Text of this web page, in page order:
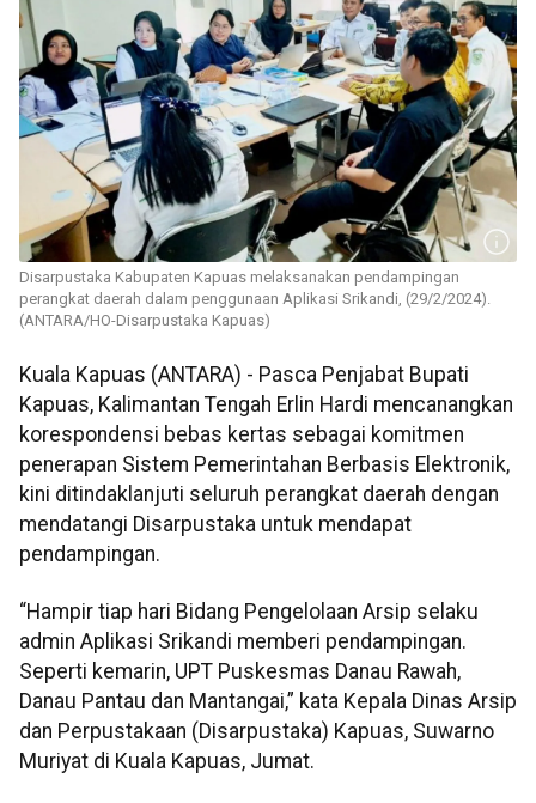
Disarpustaka Kabupaten Kapuas melaksanakan pendampingan
perangkat daerah dalam penggunaan Aplikasi Srikandi, (29/2/2024).
(ANTARA/HO-Disarpustaka Kapuas)
Kuala Kapuas (ANTARA) - Pasca Penjabat Bupati
Kapuas, Kalimantan Tengah Erlin Hardi mencanangkan
korespondensi bebas kertas sebagai komitmen
penerapan Sistem Pemerintahan Berbasis Elektronik,
kini ditindaklanjuti seluruh perangkat daerah dengan
mendatangi Disarpustaka untuk mendapat
pendampingan.
“Hampir tiap hari Bidang Pengelolaan Arsip selaku
admin Aplikasi Srikandi memberi pendampingan.
Seperti kemarin, UPT Puskesmas Danau Rawah,
Danau Pantau dan Mantangai,” kata Kepala Dinas Arsip
dan Perpustakaan (Disarpustaka) Kapuas, Suwarno
Muriyat di Kuala Kapuas, Jumat.